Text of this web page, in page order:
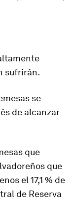
sufrirán.
se
de alcanzar
que
que
el 17,1 % de
de Reserva